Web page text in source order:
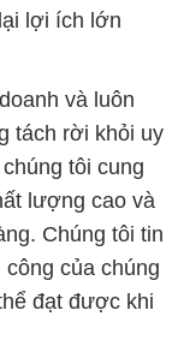
lợi ích lớn
và luôn
tách rời khỏi uy
tôi cung
lượng cao và
Chúng tôi tin
của chúng
đạt được khi